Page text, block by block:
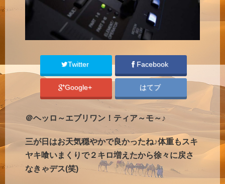
Twitter Facebook
Google+ はてブ
＠ヘッロ～エブリワン！ティア～モ～♪
三が日はお天気穏やかで良かったね♪体重もスキ
ヤキ喰いまくりで２キロ増えたから徐々に戻さ
なきゃデス(笑)